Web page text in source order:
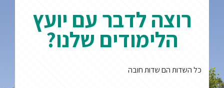
רוצה לדבר עם יועץ
הלימודים שלנו?
כל השדות הם שדות חובה